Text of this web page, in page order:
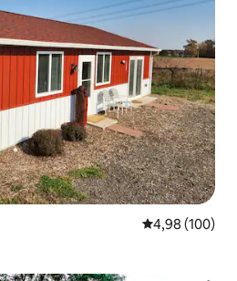
4,98 av 5 i
4,98 (100)